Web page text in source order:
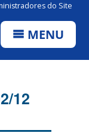
do Site
MENU
12